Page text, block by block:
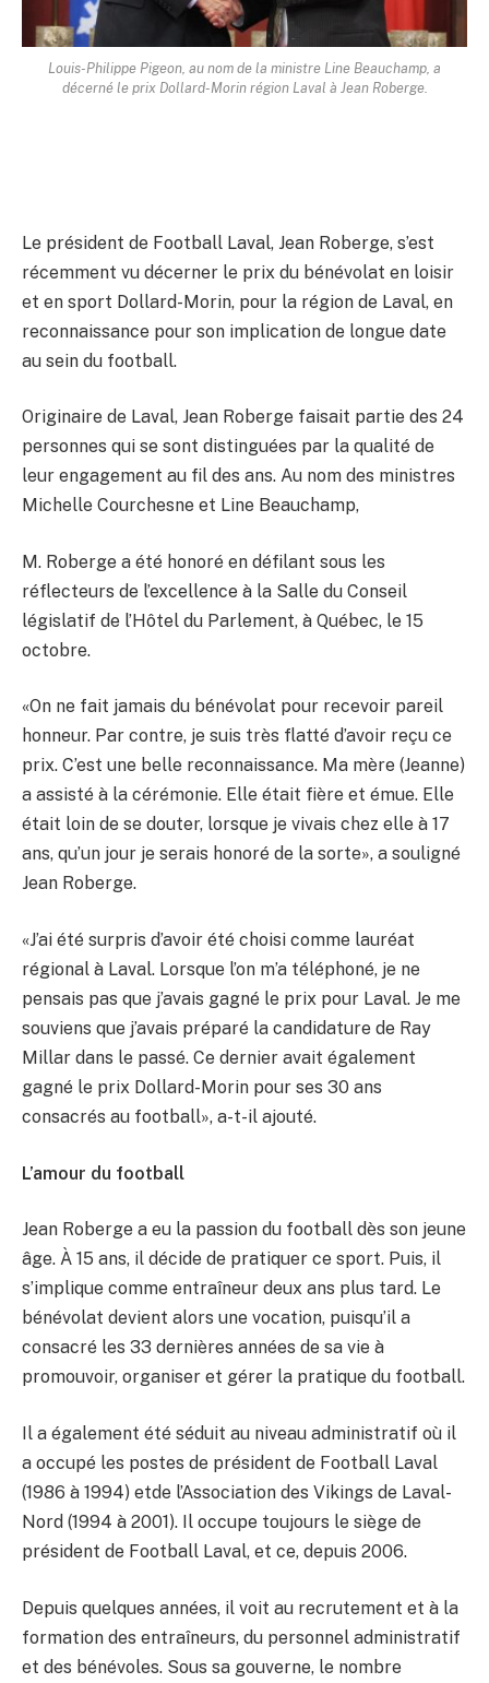
Louis-Philippe Pigeon, au nom de la ministre Line Beauchamp, a
décerné le prix Dollard-Morin région Laval à Jean Roberge.
Le président de Football Laval, Jean Roberge, s’est
récemment vu décerner le prix du bénévolat en loisir
et en sport Dollard-Morin, pour la région de Laval, en
reconnaissance pour son implication de longue date
au sein du football.
Originaire de Laval, Jean Roberge faisait partie des 24
personnes qui se sont distinguées par la qualité de
leur engagement au fil des ans. Au nom des ministres
Michelle Courchesne et Line Beauchamp,
M. Roberge a été honoré en défilant sous les
réflecteurs de l’excellence à la Salle du Conseil
législatif de l’Hôtel du Parlement, à Québec, le 15
octobre.
«On ne fait jamais du bénévolat pour recevoir pareil
honneur. Par contre, je suis très flatté d’avoir reçu ce
prix. C’est une belle reconnaissance. Ma mère (Jeanne)
a assisté à la cérémonie. Elle était fière et émue. Elle
était loin de se douter, lorsque je vivais chez elle à 17
ans, qu’un jour je serais honoré de la sorte», a souligné
Jean Roberge.
«J’ai été surpris d’avoir été choisi comme lauréat
régional à Laval. Lorsque l’on m’a téléphoné, je ne
pensais pas que j’avais gagné le prix pour Laval. Je me
souviens que j’avais préparé la candidature de Ray
Millar dans le passé. Ce dernier avait également
gagné le prix Dollard-Morin pour ses 30 ans
consacrés au football», a-t-il ajouté.
L’amour du football
Jean Roberge a eu la passion du football dès son jeune
âge. À 15 ans, il décide de pratiquer ce sport. Puis, il
s’implique comme entraîneur deux ans plus tard. Le
bénévolat devient alors une vocation, puisqu’il a
consacré les 33 dernières années de sa vie à
promouvoir, organiser et gérer la pratique du football.
Il a également été séduit au niveau administratif où il
a occupé les postes de président de Football Laval
(1986 à 1994) etde l’Association des Vikings de Laval-
Nord (1994 à 2001). Il occupe toujours le siège de
président de Football Laval, et ce, depuis 2006.
Depuis quelques années, il voit au recrutement et à la
formation des entraîneurs, du personnel administratif
et des bénévoles. Sous sa gouverne, le nombre